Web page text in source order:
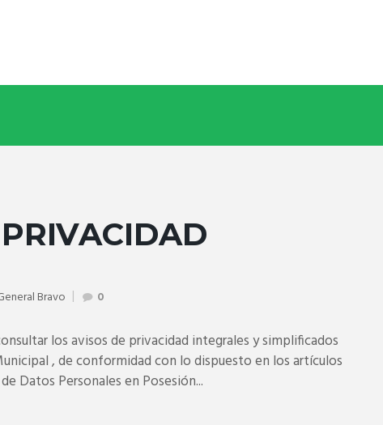
Bravo 0
los avisos de privacidad integrales y simplificados
, de conformidad con lo dispuesto en los artículos
Datos Personales en Posesión...